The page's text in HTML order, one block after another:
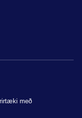
með